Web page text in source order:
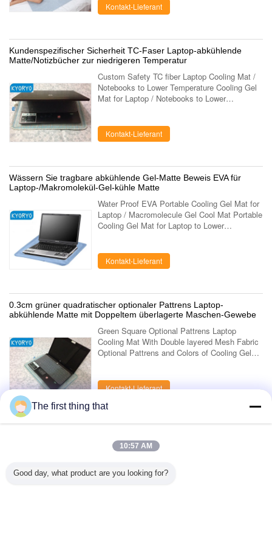
Kontakt-Lieferant
Kundenspezifischer Sicherheit TC-Faser Laptop-abkühlende
Matte/Notizbücher zur niedrigeren Temperatur
Custom Safety TC fiber Laptop Cooling Mat /
Notebooks to Lower Temperature Cooling Gel
Mat for Laptop / Notebooks to Lower
.....Kontakt-Lieferant
Wässern Sie tragbare abkühlende Gel-Matte Beweis EVA für
Laptop-/Makromolekül-Gel-kühle Matte
Water Proof EVA Portable Cooling Gel Mat for
Laptop / Macromolecule Gel Cool Mat Portable
Cooling Gel Mat for Laptop to Lower
Kontakt-Lieferant
0.3cm grüner quadratischer optionaler Pattrens Laptop-
abkühlende Matte mit Doppeltem überlagerte Maschen-Gewebe
Green Square Optional Pattrens Laptop
Cooling Mat With Double layered Mesh Fabric
Optional Pattrens and Colors of Cooling Gel
Kontakt-Lieferant
1 / 3
Sehen Sie alles Produkte > an;
The first thing that
10:57 AM
Good day, what product are you looking for?